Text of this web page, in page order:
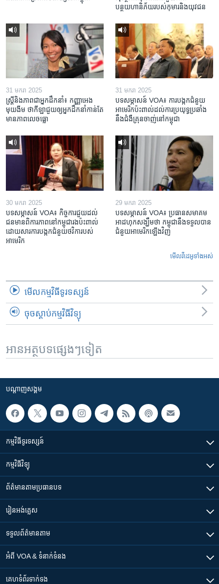
បន្ថយហានិភ័យរបស់កុមារនិងយុវជន
31 មករា 2025
ស្រ្តី​និង​ភាព​ជា​អ្នក​ដឹកនាំ៖ កញ្ញា​អេង
មុយងីម ថា​កីឡា​ជួយឲ្យ​អ្នកដឹកនាំ​កាន់តែ​
មាន​ភាព​លេចធ្លោ
31 មករា 2025
បទសម្ភាសន៍ VOA៖ ការបង្កក​ជំនួយ​
អាមេរិក​ប៉ះពាល់ដល់​ការប្រយុទ្ធ​ប្រឆាំង​
នឹង​ជំងឺ​គ្រុនចាញ់​នៅ​កម្ពុជា
30 មករា 2025
បទសម្ភាសន៍ VOA៖ កិច្ចការ​ជួយ​ដល់​
ជន​មាន​ពិការភាព​នៅកម្ពុជា​រង​ប៉ះពាល់​
ដោយសារ​ការ​បង្កក​ជំនួយ​ថវិកា​របស់​
អាមេរិក
29 មករា 2025
បទសម្ភាសន៍ VOA៖ ប្រធាន​សមាគម​
អាដហុក​សង្ឃឹម​ថា កម្ពុជា​នឹង​ទទួល​បាន​
ជំនួយ​អាមេរិក​ឡើងវិញ
មើល​វីដេអូ​ទាំង​អស់
មើល​កម្មវិធី​ទូរទស្សន៍
ចុចស្តាប់កម្មវិធីវិទ្យុ
អានអត្ថបទផ្សេងៗទៀត
បណ្តាញ​សង្គម
កម្មវិធី​ទូរទស្សន៍
កម្មវិធី​វិទ្យុ
ព័ត៌មាន​តាមប្រធានបទ​
រៀន​​អង់គ្លេស
ទទួល​ព័ត៌មាន​តាម
អំពី​ VOA & ទំនាក់ទំនង
គេហទំព័រ​​ទាក់ទង